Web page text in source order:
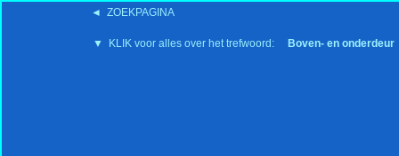
◄ ZOEKPAGINA
▼ KLIK voor alles over het trefwoord: Boven- en onderdeur
'15:19 19-2-2008